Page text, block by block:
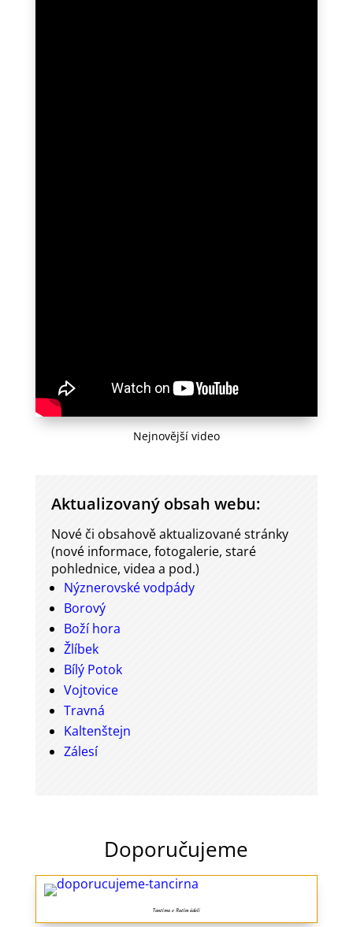
Nejnovější video
Aktualizovaný obsah webu:
Nové či obsahově aktualizované stránky
(nové informace, fotogalerie, staré
pohlednice, videa a pod.)
Nýznerovské vodpády
Borový
Boží hora
Žlíbek
Bílý Potok
Vojtovice
Travná
Kaltenštejn
Zálesí
Doporučujeme
Tančírna v Račím údolí